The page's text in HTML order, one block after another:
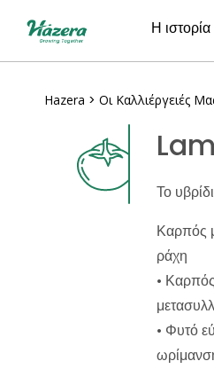
Η
Hazera > Οι Καλλιέργειές
Το
Καρπός
ράχη
•
• Φυτό